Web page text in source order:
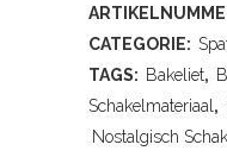
CATEGORIE:
TAGS: Bakeliet,
Schakelmateriaal,
Nostalgisch